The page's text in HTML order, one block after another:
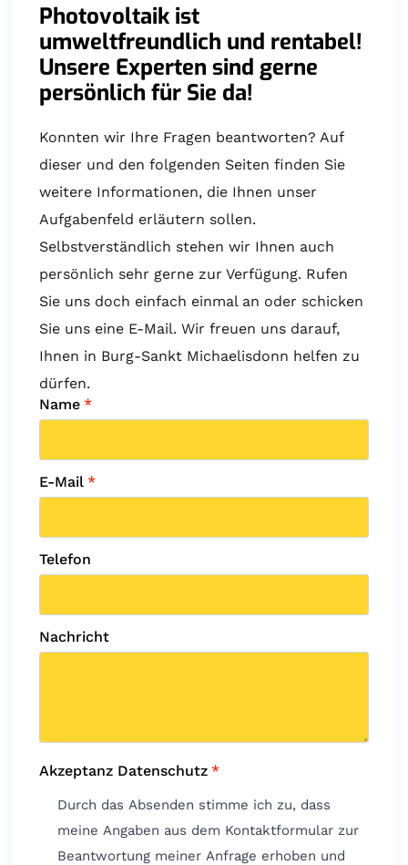
Photovoltaik ist
umweltfreundlich und rentabel!
Unsere Experten sind gerne
persönlich für Sie da!
Konnten wir Ihre Fragen beantworten? Auf
dieser und den folgenden Seiten finden Sie
weitere Informationen, die Ihnen unser
Aufgabenfeld erläutern sollen.
Selbstverständlich stehen wir Ihnen auch
persönlich sehr gerne zur Verfügung. Rufen
Sie uns doch einfach einmal an oder schicken
Sie uns eine E-Mail. Wir freuen uns darauf,
Ihnen in Burg-Sankt Michaelisdonn helfen zu
dürfen.
Name *
E-Mail *
Telefon
Nachricht
Akzeptanz Datenschutz *
Durch das Absenden stimme ich zu, dass
meine Angaben aus dem Kontaktformular zur
Beantwortung meiner Anfrage erhoben und